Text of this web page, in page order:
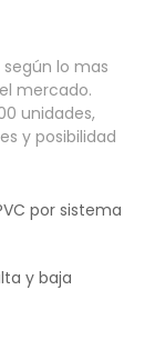
lo mas
mercado.
unidades,
y posibilidad
por sistema
y baja